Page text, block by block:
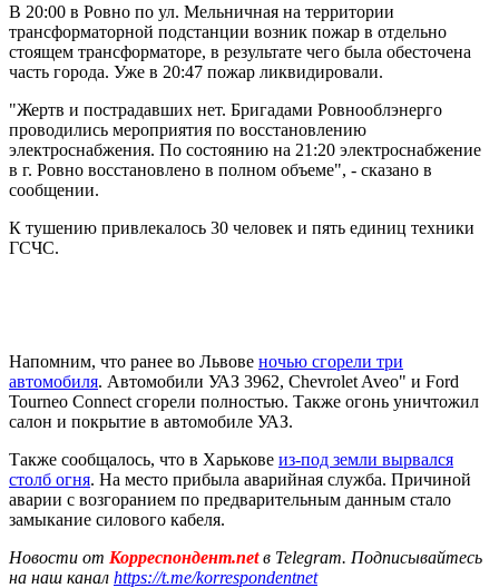
В 20:00 в Ровно по ул. Мельничная на территории
трансформаторной подстанции возник пожар в отдельно
стоящем трансформаторе, в результате чего была обесточена
часть города. Уже в 20:47 пожар ликвидировали.
"Жертв и пострадавших нет. Бригадами Ровнооблэнерго
проводились мероприятия по восстановлению
электроснабжения. По состоянию на 21:20 электроснабжение
в г. Ровно восстановлено в полном объеме", - сказано в
сообщении.
К тушению привлекалось 30 человек и пять единиц техники
ГСЧС.
Напомним, что ранее во Львове ночью сгорели три
автомобиля. Автомобили УАЗ 3962, Chevrolet Aveo" и Ford
Tourneo Connect сгорели полностью. Также огонь уничтожил
салон и покрытие в автомобиле УАЗ.
Также сообщалось, что в Харькове из-под земли вырвался
столб огня. На место прибыла аварийная служба. Причиной
аварии с возгоранием по предварительным данным стало
замыкание силового кабеля.
Новости от Корреспондент.netв Telegram. Подписывайтесь
на наш канал https://t.me/korrespondentnet